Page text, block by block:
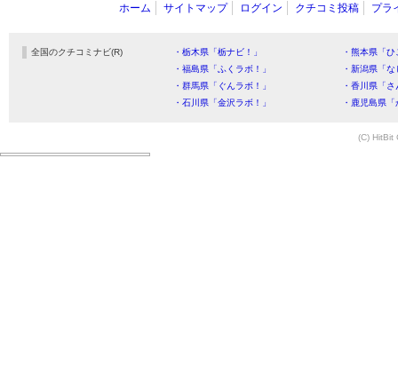
ホーム サイトマップ ログイン クチコミ投稿 プラ
全国のクチコミナビ(R) ・栃木県「栃ナビ！」
・熊本県「
・福島県「ふくラボ！」
・新潟県「
・群馬県「ぐんラボ！」
・香川県「
・石川県「金沢ラボ！」
・鹿児島県
(C) HitBit